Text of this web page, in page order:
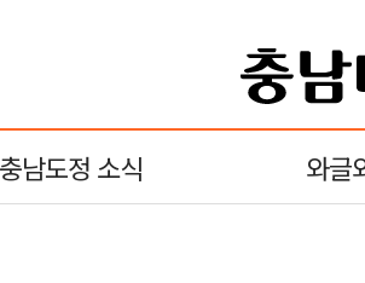
충남도정 소식 와글